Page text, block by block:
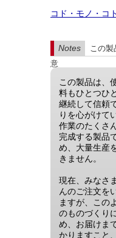
コド・モノ・コト
Notes
この製
意
この製品は、
料もひとつひ
継続して信頼
りを心がけて
作業のたくさ
完成する製品
め、大量生産
きません。
現在、みなさ
んのご注文を
ますが、この
のものづくり
め、お届けま
かりますこと